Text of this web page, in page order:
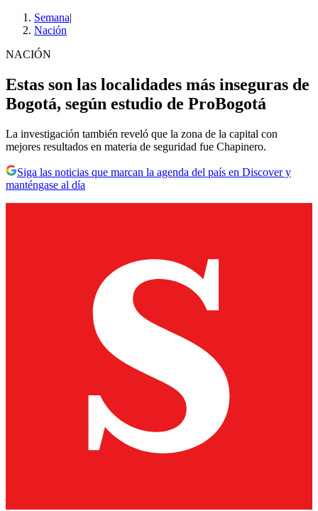
Semana|
Nación
NACIÓN
Estas son las localidades más inseguras de
Bogotá, según estudio de ProBogotá
La investigación también reveló que la zona de la capital con
mejores resultados en materia de seguridad fue Chapinero.
Siga las noticias que marcan la agenda del país en Discover y
manténgase al día